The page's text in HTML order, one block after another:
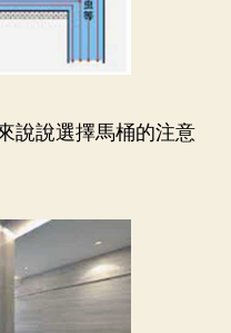
說說選擇馬桶的注意